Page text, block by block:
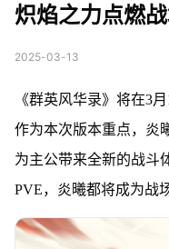
炽焰之力点燃战
2025-03-13
《群英风华录》将在3
作为本次版本重点，炎
为主公带来全新的战斗
PVE，炎曦都将成为战